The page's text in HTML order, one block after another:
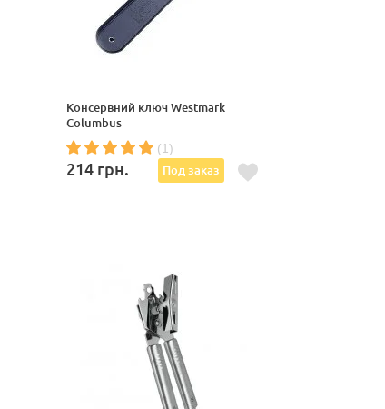
Консервний ключ Westmark
Columbus
(1)
214 грн. Под заказ